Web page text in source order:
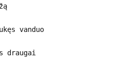
vanduo
draugai